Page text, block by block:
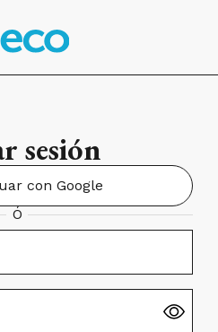
sesión
con Google
Ó